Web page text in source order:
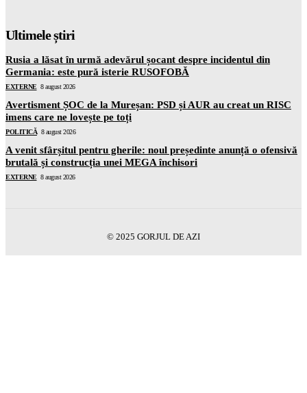
Ultimele știri
Rusia a lăsat în urmă adevărul șocant despre incidentul din
Germania: este pură isterie RUSOFOBĂ
EXTERNE 8 august 2026
Avertisment ȘOC de la Mureșan: PSD și AUR au creat un RISC
imens care ne lovește pe toți
POLITICĂ 8 august 2026
A venit sfârșitul pentru gherile: noul președinte anunță o ofensivă
brutală și construcția unei MEGA închisori
EXTERNE 8 august 2026
© 2025 GORJUL DE AZI